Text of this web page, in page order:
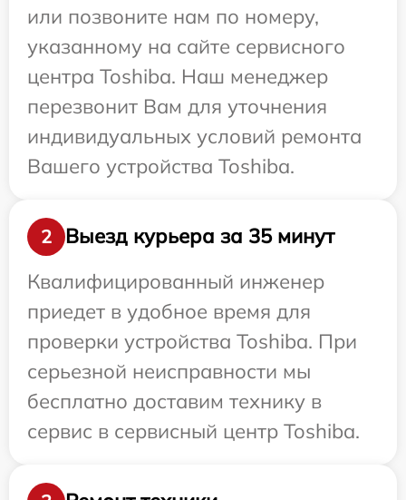
или позвоните нам по номеру,
указанному на сайте сервисного
центра Toshiba. Наш менеджер
перезвонит Вам для уточнения
индивидуальных условий ремонта
Вашего устройства Toshiba.
2
Выезд курьера за 35 минут
Квалифицированный инженер
приедет в удобное время для
проверки устройства Toshiba. При
серьезной неисправности мы
бесплатно доставим технику в
сервис в сервисный центр Toshiba.